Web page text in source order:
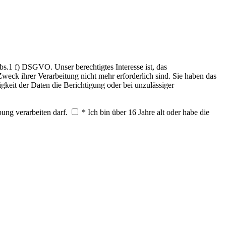
f) DSGVO. Unser berechtigtes Interesse ist, das
ihrer Verarbeitung nicht mehr erforderlich sind. Sie haben das
der Daten die Berichtigung oder bei unzulässiger
verarbeiten darf.
* Ich bin über 16 Jahre alt oder habe die